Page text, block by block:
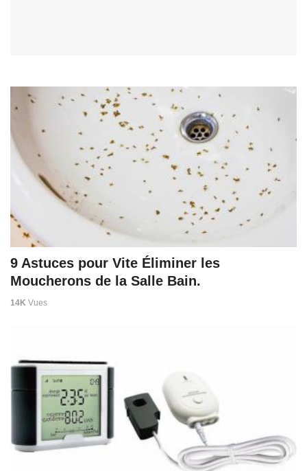
9 Astuces pour Vite Éliminer les
Moucherons de la Salle Bain.
14K Vues